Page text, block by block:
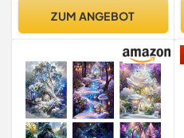
Diamanten Malerei
Geschenke Home Wand
Dekor 30x40cm
ZUM ANGEBOT